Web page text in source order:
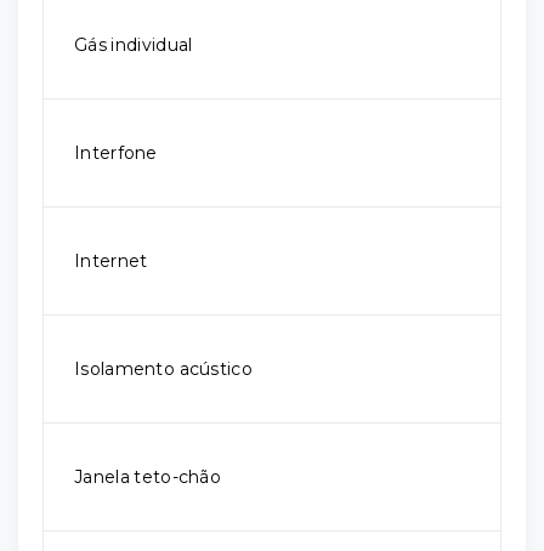
Gás individual
Interfone
Internet
Isolamento acústico
Janela teto-chão